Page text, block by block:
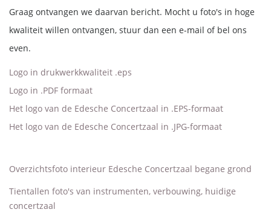
Graag ontvangen we daarvan bericht. Mocht u foto's in hoge
kwaliteit willen ontvangen, stuur dan een e-mail of bel ons
even.
Logo in drukwerkkwaliteit .eps
Logo in .PDF formaat
Het logo van de Edesche Concertzaal in .EPS-formaat
Het logo van de Edesche Concertzaal in .JPG-formaat
Overzichtsfoto interieur Edesche Concertzaal begane grond
Tientallen foto's van instrumenten, verbouwing, huidige
concertzaal